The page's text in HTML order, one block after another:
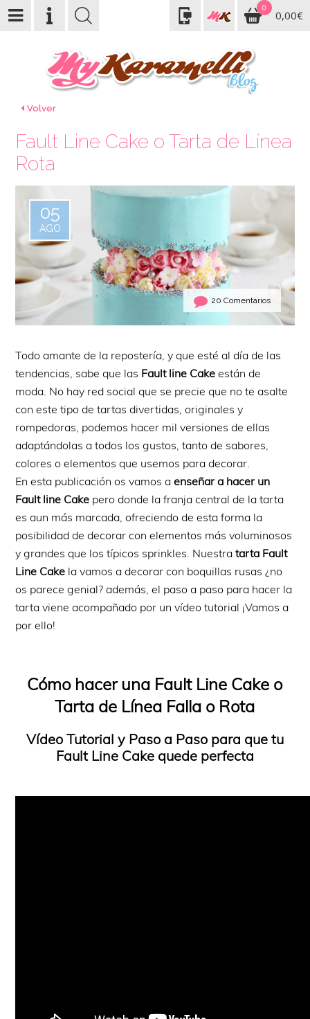
0
0,00€
Volver
Fault Line Cake o Tarta de Línea
Rota
05
AGO
20 Comentarios
Todo amante de la repostería, y que esté al día de las
tendencias, sabe que las Fault line Cake están de
moda. No hay red social que se precie que no te asalte
con este tipo de tartas divertidas, originales y
rompedoras, podemos hacer mil versiones de ellas
adaptándolas a todos los gustos, tanto de sabores,
colores o elementos que usemos para decorar.
En esta publicación os vamos aenseñar a hacer un
Fault line Cake pero donde la franja central de la tarta
es aun más marcada, ofreciendo de esta forma la
posibilidad de decorar con elementos más voluminosos
y grandes que los típicos sprinkles. Nuestratarta Fault
Line Cake la vamos a decorar con boquillas rusas ¿no
os parece genial? además, el paso a paso para hacer la
tarta viene acompañado por un vídeo tutorial ¡Vamos a
por ello!
Cómo hacer una Fault Line Cake o
Tarta de Línea Falla o Rota
Vídeo Tutorial y Paso a Paso para que tu
Fault Line Cake quede perfecta